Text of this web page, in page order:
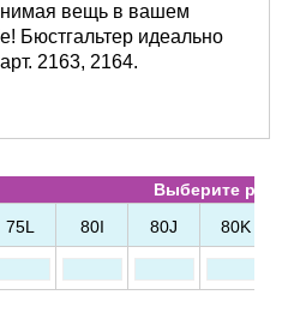
вещь в вашем
Бюстгальтер идеально
2163, 2164.
Выберите
75L 80I 80J 80K